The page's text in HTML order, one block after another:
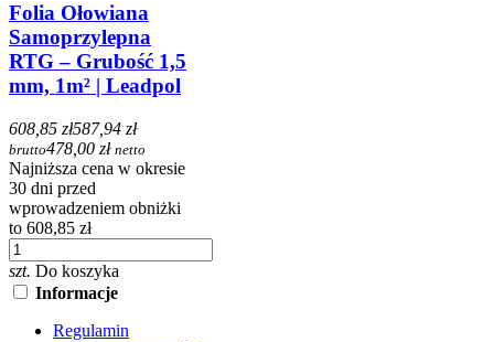
Folia Ołowiana
Samoprzylepna
RTG – Grubość 1,5
mm, 1m² | Leadpol
608,85 zł587,94 zł
brutto478,00 zł netto
Najniższa cena w okresie
30 dni przed
wprowadzeniem obniżki
to 608,85 zł
szt. Do koszyka
Informacje
Regulamin